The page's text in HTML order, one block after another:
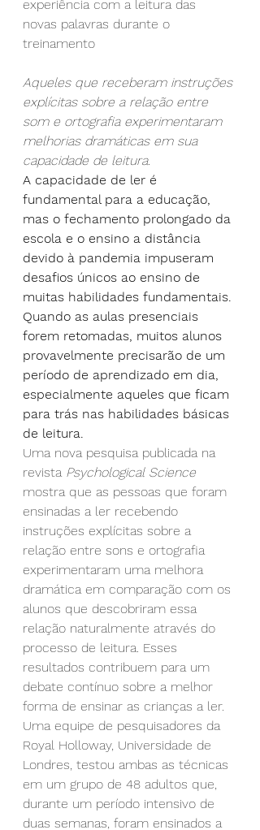
experiência com a leitura das
novas palavras durante o
treinamento
Aqueles que receberam instruções
explícitas sobre a relação entre
som e ortografia experimentaram
melhorias dramáticas em sua
capacidade de leitura.
A capacidade de ler é
fundamental para a educação,
mas o fechamento prolongado da
escola e o ensino a distância
devido à pandemia impuseram
desafios únicos ao ensino de
muitas habilidades fundamentais.
Quando as aulas presenciais
forem retomadas, muitos alunos
provavelmente precisarão de um
período de aprendizado em dia,
especialmente aqueles que ficam
para trás nas habilidades básicas
de leitura.
Uma nova pesquisa publicada na
revista Psychological Science
mostra que as pessoas que foram
ensinadas a ler recebendo
instruções explícitas sobre a
relação entre sons e ortografia
experimentaram uma melhora
dramática em comparação com os
alunos que descobriram essa
relação naturalmente através do
processo de leitura. Esses
resultados contribuem para um
debate contínuo sobre a melhor
forma de ensinar as crianças a ler.
Uma equipe de pesquisadores da
Royal Holloway, Universidade de
Londres, testou ambas as técnicas
em um grupo de 48 adultos que,
durante um período intensivo de
duas semanas, foram ensinados a